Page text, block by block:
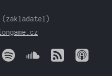
(zakladatel)